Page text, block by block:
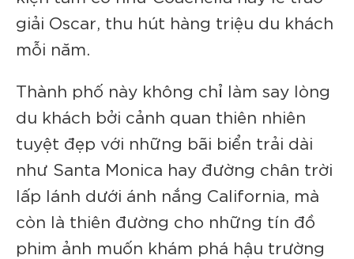
giải Oscar, thu hút hàng triệu du khách
mỗi năm.
Thành phố này không chỉ làm say lòng
du khách bởi cảnh quan thiên nhiên
tuyệt đẹp với những bãi biển trải dài
như Santa Monica hay đường chân trời
lấp lánh dưới ánh nắng California, mà
còn là thiên đường cho những tín đồ
phim ảnh muốn khám phá hậu trường